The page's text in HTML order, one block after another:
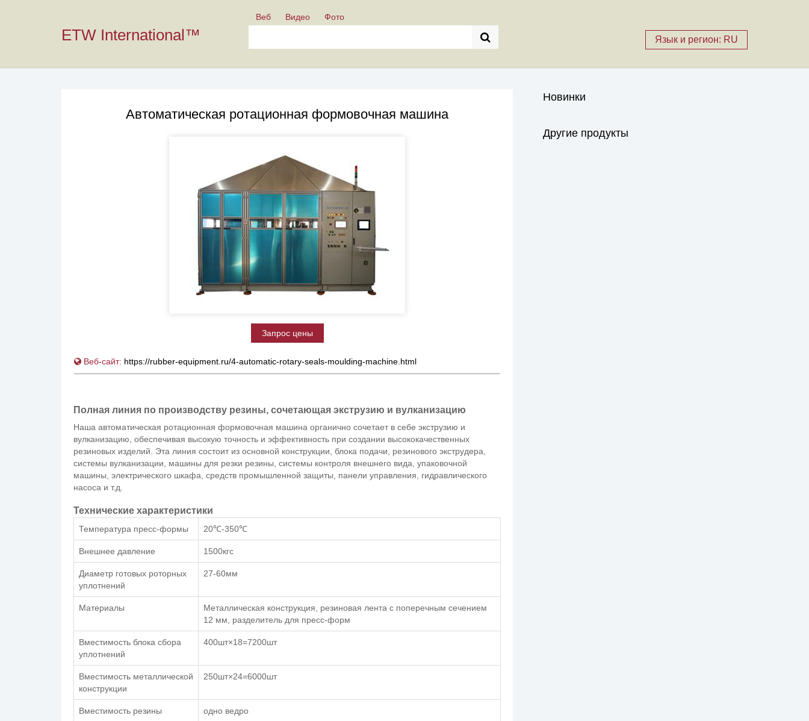
ETW International™ Язык и регион: RU
Веб Видео Фото
Автоматическая ротационная формовочная машина
Запрос цены
Веб-сайт: https://rubber-equipment.ru/4-automatic-rotary-seals-moulding-machine.html
Полная линия по производству резины, сочетающая экструзию и вулканизацию
Наша автоматическая ротационная формовочная машина органично сочетает в себе экструзию и
вулканизацию, обеспечивая высокую точность и эффективность при создании высококачественных
резиновых изделий. Эта линия состоит из основной конструкции, блока подачи, резинового экструдера,
системы вулканизации, машины для резки резины, системы контроля внешнего вида, упаковочной
машины, электрического шкафа, средств промышленной защиты, панели управления, гидравлического
насоса и т.д.
Технические характеристики
Температура пресс-формы 20℃-350℃
Внешнее давление 1500кгс
Диаметр готовых роторных
уплотнений
27-60мм
Материалы
Металлическая конструкция, резиновая лента с поперечным сечением
12 мм, разделитель для пресс-форм
Вместимость блока сбора
уплотнений
400шт×18=7200шт
Вместимость металлической
конструкции
250шт×24=6000шт
Вместимость резины одно ведро
Новинки
Другие продукты